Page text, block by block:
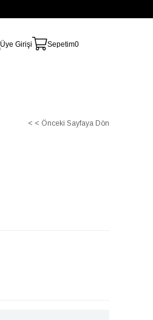
Üye Girişi Sepetim0
< < Önceki Sayfaya Dön